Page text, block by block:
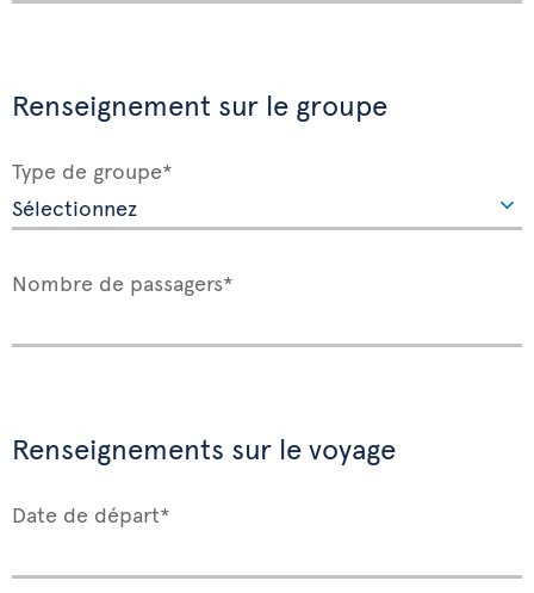
Renseignement sur le groupe
Type de groupe*
Nombre de passagers*
Renseignements sur le voyage
Date de départ*